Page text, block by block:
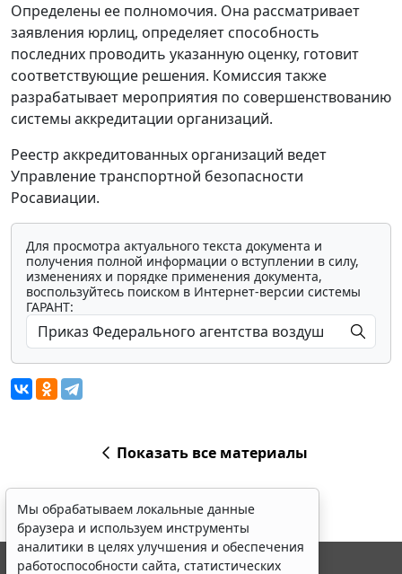
Определены ее полномочия. Она рассматривает
заявления юрлиц, определяет способность
последних проводить указанную оценку, готовит
соответствующие решения. Комиссия также
разрабатывает мероприятия по совершенствованию
системы аккредитации организаций.
Реестр аккредитованных организаций ведет
Управление транспортной безопасности
Росавиации.
Для просмотра актуального текста документа и
получения полной информации о вступлении в силу,
изменениях и порядке применения документа,
воспользуйтесь поиском в Интернет-версии системы
ГАРАНТ:
Показать все материалы
Мы обрабатываем локальные данные
браузера и используем инструменты
аналитики в целях улучшения и обеспечения
работоспособности сайта, статистических